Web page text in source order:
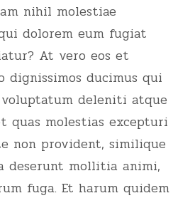
nihil molestiae
dolorem eum fugiat
At vero eos et
dignissimos ducimus qui
deleniti atque
quas molestias excepturi
non provident, similique
deserunt mollitia animi,
fuga. Et harum quidem